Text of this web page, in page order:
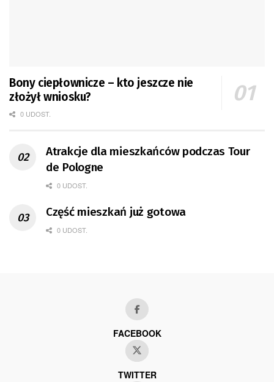
Bony ciepłownicze – kto jeszcze nie
złożył wniosku?
0 UDOST.
Atrakcje dla mieszkańców podczas Tour
de Pologne
0 UDOST.
Część mieszkań już gotowa
0 UDOST.
FACEBOOK
TWITTER